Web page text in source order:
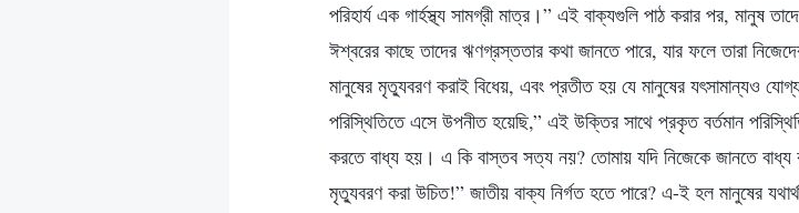
পরিহার্য এক গার্হস্থ্য সামগ্রী মাত্র।” এই বাক্যগুলি পাঠ করার পর, মানুষ
ঈশ্বরের কাছে তাদের ঋণগ্রস্ততার কথা জানতে পারে, যার ফলে তারা
মানুষের মৃত্যুবরণ করাই বিধেয়, এবং প্রতীত হয় যে মানুষের
পরিস্থিতিতে এসে উপনীত হয়েছি,” এই উক্তির সাথে প্রকৃত বর্তমান
করতে বাধ্য হয়। এ কি বাস্তব সত্য নয়? তোমায় যদি নিজেকে জানতে
মৃত্যুবরণ করা উচিত!” জাতীয় বাক্য নির্গত হতে পারে? এ-ই হল মানুষের